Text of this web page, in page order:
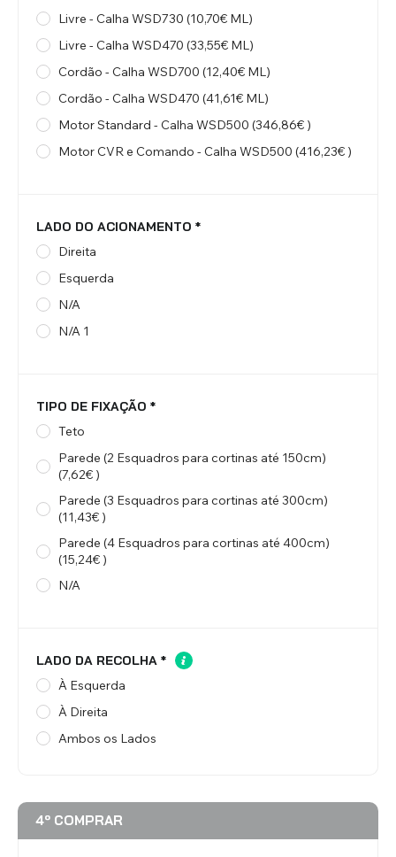
Livre - Calha WSD730 (10,70€ ML)
Livre - Calha WSD470 (33,55€ ML)
Cordão - Calha WSD700 (12,40€ ML)
Cordão - Calha WSD470 (41,61€ ML)
Motor Standard - Calha WSD500 (346,86€ )
Motor CVR e Comando - Calha WSD500 (416,23€ )
LADO DO ACIONAMENTO *
Direita
Esquerda
N/A
N/A 1
TIPO DE FIXAÇÃO *
Teto
Parede (2 Esquadros para cortinas até 150cm)
(7,62€ )
Parede (3 Esquadros para cortinas até 300cm)
(11,43€ )
Parede (4 Esquadros para cortinas até 400cm)
(15,24€ )
N/A
LADO DA RECOLHA *
À Esquerda
À Direita
Ambos os Lados
4º COMPRAR